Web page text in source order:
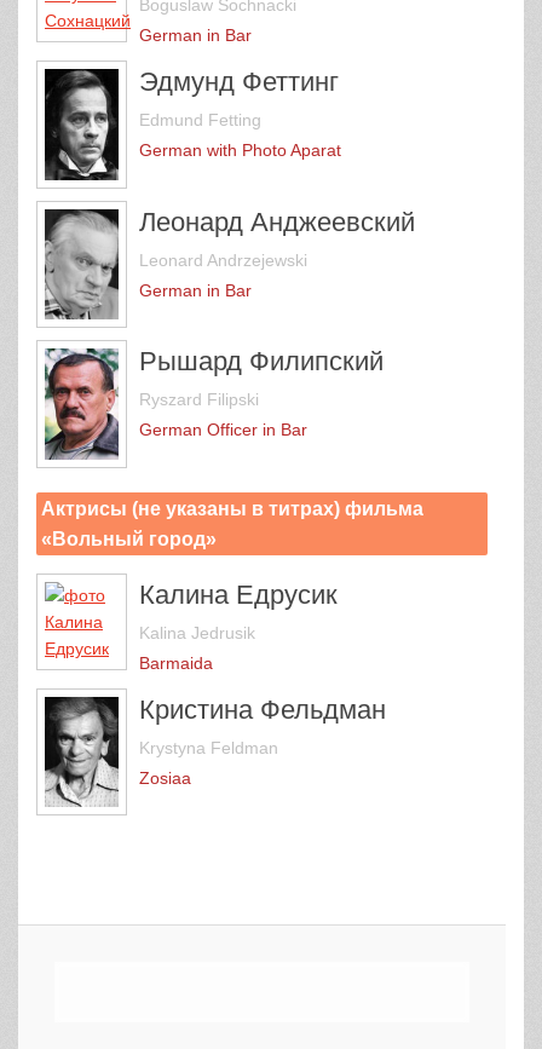
Boguslaw Sochnacki
German in Bar
Эдмунд Феттинг
Edmund Fetting
German with Photo Aparat
Леонард Анджеевский
Leonard Andrzejewski
German in Bar
Рышард Филипский
Ryszard Filipski
German Officer in Bar
Актрисы (не указаны в титрах) фильма
«Вольный город»
Калина Едрусик
Kalina Jedrusik
Barmaidа
Кристина Фельдман
Krystyna Feldman
Zosiaа